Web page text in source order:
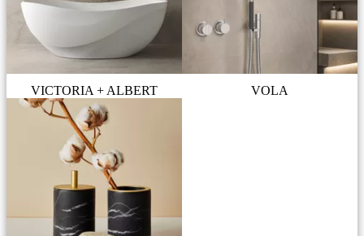
VICTORIA + ALBERT VOLA